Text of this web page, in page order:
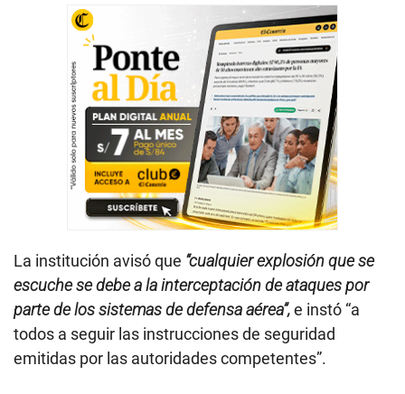
La institución avisó que “cualquier explosión que se
escuche se debe a la interceptación de ataques por
parte de los sistemas de defensa aérea”,e instó “a
todos a seguir las instrucciones de seguridad
emitidas por las autoridades competentes”.